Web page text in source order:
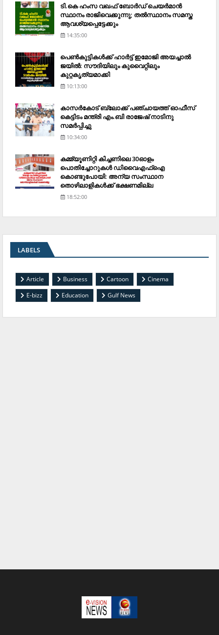
ടി.കെ ഹംസ വഖഫ് ബോര്‍ഡ് ചെയര്‍മാന്‍
സ്ഥാനം രാജിവെക്കുന്നു; തല്‍സ്ഥാനം സമസ്ത
ആവശ്യപ്പെട്ടേക്കും
14:35:00
പെണ്‍കുട്ടികള്‍ക്ക് ഹാര്‍ട്ട് ഇമോജി അയച്ചാല്‍
ജയില്‍: സൗദിയിലും കുവൈറ്റിലും
കുറ്റകൃത്യമാക്കി
10:13:00
കാസര്‍കോട് ബ്ലോക്ക് പഞ്ചായത്ത് ഓഫീസ്
കെട്ടിടം മന്ത്രി എം.ബി രാജേഷ് നാടിനു
സമര്‍പ്പിച്ചു
10:34:00
കമ്മ്യൂണിറ്റി കിച്ചണിലെ 30ഓളം
പൊതിച്ചോറുകള്‍ ഡിവൈഎഫ്‌ഐ
കൊണ്ടുപോയി: അന്യ സംസ്ഥാന
തൊഴിലാളികള്‍ക്ക് ഭക്ഷണമില്ല
18:52:00
LABELS
Article Business Cartoon
Cinema
E-bizz
Education Gulf News